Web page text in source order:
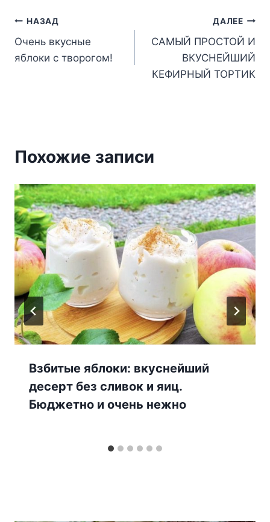
Навигация
по
НАЗАД
Очень вкусные
яблоки с творогом!
ДАЛЕЕ
САМЫЙ ПРОСТОЙ И
ВКУСНЕЙШИЙ
КЕФИРНЫЙ ТОРТИК
Похожие записи
Взбитые яблоки: вкуснейший
десерт без сливок и яиц.
Бюджетно и очень нежно